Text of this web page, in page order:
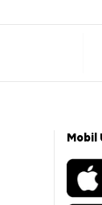
Mobil